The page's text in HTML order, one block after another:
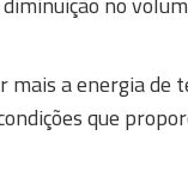
mais a energia de
que